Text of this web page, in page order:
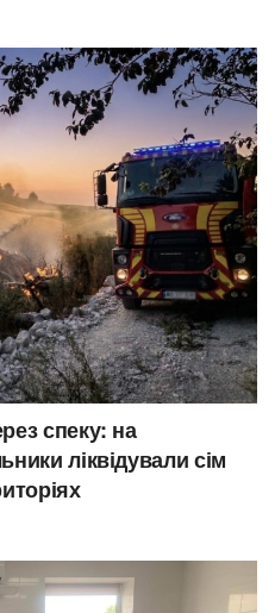
спеку: на
ліквідували сім